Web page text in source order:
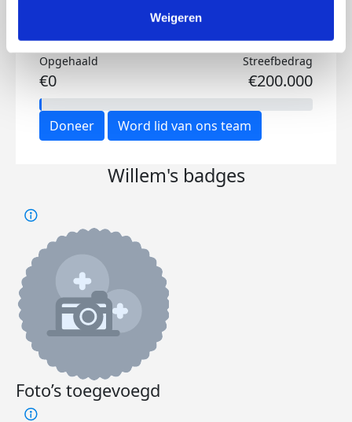
Weigeren
Opgehaald
€0
Streefbedrag
€200.000
Doneer Word lid van ons team
Willem's badges
Foto’s toegevoegd